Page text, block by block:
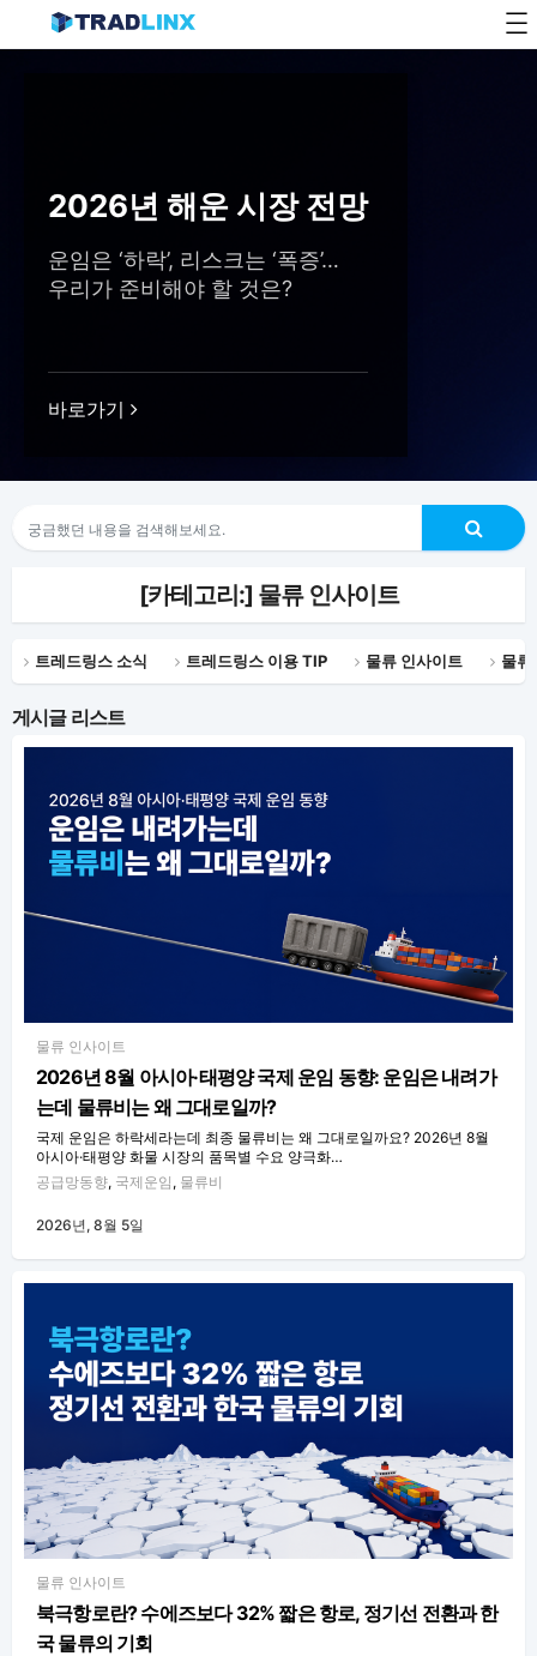
2026년 해운 시장 전망
운임은 ‘하락’, 리스크는 ‘폭증’…
우리가 준비해야 할 것은?
바로가기
[카테고리:] 물류 인사이트
게시글 리스트
물류 인사이트
2026년 8월 아시아·태평양 국제 운임 동향: 운임은 내려가
는데 물류비는 왜 그대로일까?
국제 운임은 하락세라는데 최종 물류비는 왜 그대로일까요? 2026년 8월
아시아·태평양 화물 시장의 품목별 수요 양극화…
공급망동향, 국제운임 , 물류비
2026년, 8월 5일
물류 인사이트
북극항로란? 수에즈보다 32% 짧은 항로, 정기선 전환과 한
국 물류의 기회
트레드링스 소식 트레드링스 이용 TIP 물류 인사이트 물류